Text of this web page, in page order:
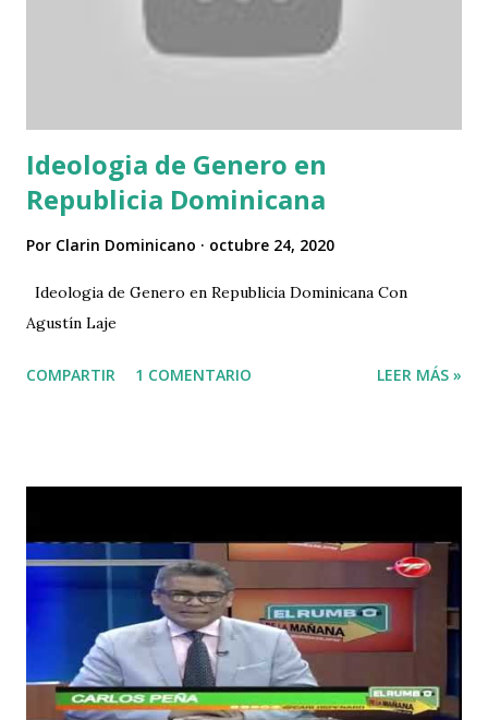
Ideologia de Genero en
Republicia Dominicana
Por Clarin Dominicano octubre 24, 2020
Ideologia de Genero en Republicia Dominicana Con
Agustín Laje
COMPARTIR 1 COMENTARIO LEER MÁS »